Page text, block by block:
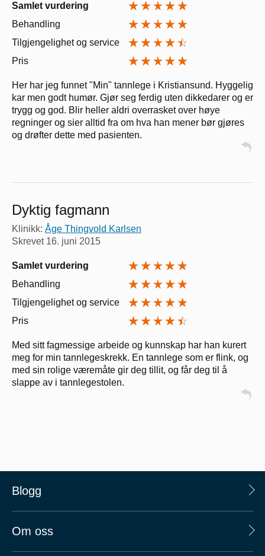
Samlet vurdering
Behandling
Tilgjengelighet og service
Pris
Her har jeg funnet "Min" tannlege i Kristiansund. Hyggelig
kar men godt humør. Gjør seg ferdig uten dikkedarer og er
trygg og god. Blir heller aldri overrasket over høye
regninger og sier alltid fra om hva han mener bør gjøres
og drøfter dette med pasienten.
Dyktig fagmann
Klinikk: Åge Thingvold Karlsen
Skrevet 16. juni 2015
Samlet vurdering
Behandling
Tilgjengelighet og service
Pris
Med sitt fagmessige arbeide og kunnskap har han kurert
meg for min tannlegeskrekk. En tannlege som er flink, og
med sin rolige væremåte gir deg tillit, og får deg til å
slappe av i tannlegestolen.
Blogg
Om oss